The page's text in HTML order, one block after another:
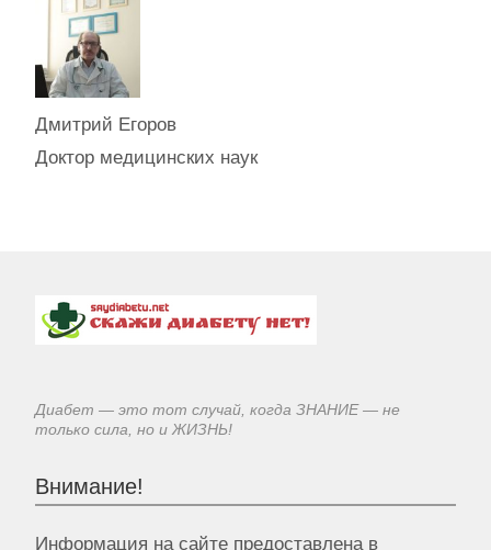
Дмитрий Егоров
Доктор медицинских наук
Диабет — это тот случай, когда ЗНАНИЕ — не
только сила, но и ЖИЗНЬ!
Внимание!
Информация на сайте предоставлена в